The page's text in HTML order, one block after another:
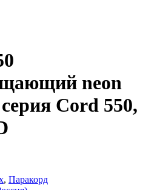
neon
Cord 550,
, Паракорд